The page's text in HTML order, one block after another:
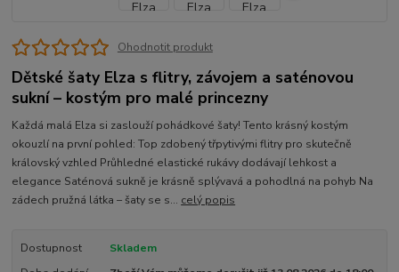
Ohodnotit produkt
Dětské šaty Elza s flitry, závojem a saténovou
sukní – kostým pro malé princezny
Každá malá Elza si zaslouží pohádkové šaty! Tento krásný kostým
okouzlí na první pohled: Top zdobený třpytivými flitry pro skutečně
královský vzhled Průhledné elastické rukávy dodávají lehkost a
elegance Saténová sukně je krásně splývavá a pohodlná na pohyb Na
zádech pružná látka – šaty se s... celý popis
Dostupnost
Skladem